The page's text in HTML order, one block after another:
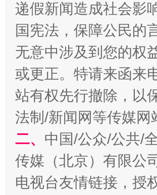
全民健身五年计划来了！等你上场
递假新闻造成社会影
国宪法，保障公民的
无意中涉及到您的权
或更正。特请来函来
站有权先行撤除，以
法制/新闻网等传媒网
二、 中国/公众/公共/
传媒（北京）有限公
电视台友情链接，授